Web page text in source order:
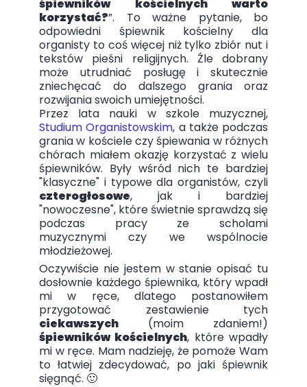
śpiewników kościelnych warto
korzystać?”. To ważne pytanie, bo
odpowiedni śpiewnik kościelny dla
organisty to coś więcej niż tylko zbiór nut i
tekstów pieśni religijnych. Źle dobrany
może utrudniać posługę i skutecznie
zniechęcać do dalszego grania oraz
rozwijania swoich umiejętności.
Przez lata nauki w szkole muzycznej,
Studium Organistowskim, a także podczas
grania w kościele czy śpiewania w różnych
chórach miałem okazję korzystać z wielu
śpiewników. Były wśród nich te bardziej
"klasyczne" i typowe dla organistów, czyli
czterogłosowe, jak i bardziej
"nowoczesne", które świetnie sprawdzą się
podczas pracy ze scholami
muzycznymi czy we wspólnocie
młodzieżowej.
Oczywiście nie jestem w stanie opisać tu
dosłownie każdego śpiewnika, który wpadł
mi w ręce, dlatego postanowiłem
przygotować zestawienie tych
ciekawszych (moim zdaniem!)
śpiewników kościelnych, które wpadły
mi w ręce. Mam nadzieję, że pomoże Wam
to łatwiej zdecydować, po jaki śpiewnik
sięgnąć. 🙂